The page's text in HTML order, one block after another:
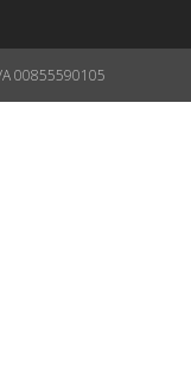
00855590105